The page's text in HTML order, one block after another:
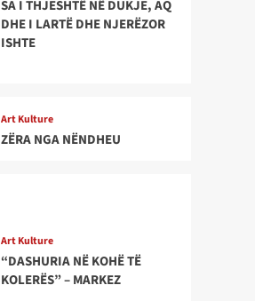
SA I THJESHTË NË DUKJE, AQ
DHE I LARTË DHE NJERËZOR
ISHTE
Art Kulture
ZËRA NGA NËNDHEU
Art Kulture
“DASHURIA NË KOHË TË
KOLERËS” – MARKEZ